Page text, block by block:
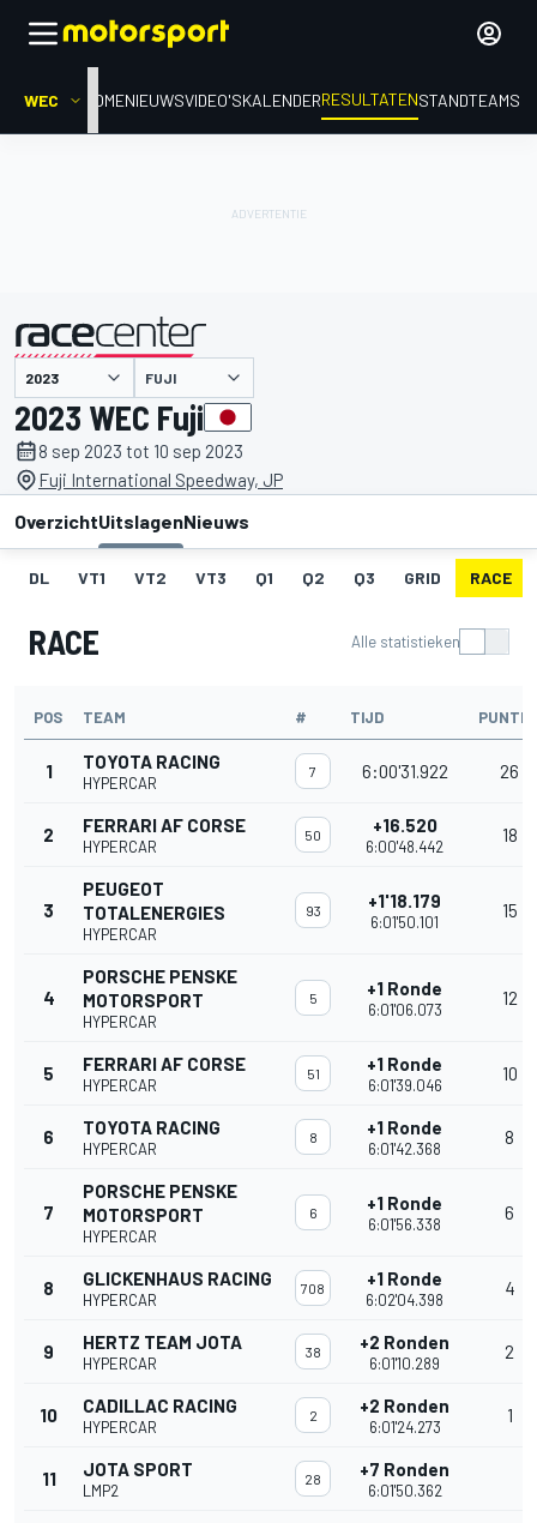
WEC HOMENIEUWSVIDEO'SKALENDERRESULTATENSTANDTEAMS
gepresenteerd door FUJI
2023 WEC Fuji
8 sep 2023 tot 10 sep 2023
Fuji International Speedway, JP
OverzichtUitslagenNieuws
DL VT1 VT2 VT3 Q1 Q2 Q3 GRID RACE
RACE Alle statistieken
POS TEAM # TIJD
1 TOYOTA RACING
HYPERCAR
7 6:00'31.922 26
2 FERRARI AF CORSE
HYPERCAR
50 +16.520
6:00'48.442
18
3
PEUGEOT
TOTALENERGIES
HYPERCAR
93 +1'18.179
6:01'50.101
15
4
PORSCHE PENSKE
MOTORSPORT
HYPERCAR
5 +1 Ronde
6:01'06.073
12
5 FERRARI AF CORSE
HYPERCAR
51 +1 Ronde
6:01'39.046
10
6 TOYOTA RACING
HYPERCAR
8 +1 Ronde
6:01'42.368
8
7
PORSCHE PENSKE
MOTORSPORT
HYPERCAR
6 +1 Ronde
6:01'56.338
6
8 GLICKENHAUS RACING
HYPERCAR
708 +1 Ronde
6:02'04.398
4
9 HERTZ TEAM JOTA
HYPERCAR
38 +2 Ronden
6:01'10.289
2
10 CADILLAC RACING
HYPERCAR
2 +2 Ronden
6:01'24.273
1
11 JOTA SPORT
LMP2
28 +7 Ronden
6:01'50.362